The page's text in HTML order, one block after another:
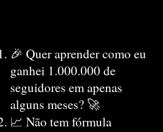
🎉 Quer aprender como eu
ganhei 1.000.000 de
seguidores em apenas
alguns meses? 🚀
📈 Não tem fórmula